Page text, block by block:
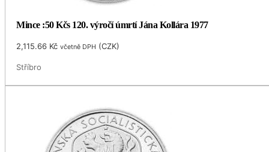
Mince :50 Kčs 120. výročí úmrtí Jána Kollára 1977
2,115.66 Kč včetně DPH (CZK)
Stříbro